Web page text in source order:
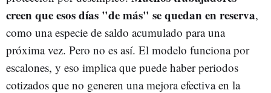
creen que esos días "de más" se quedan en reserva,
como una especie de saldo acumulado para una
próxima vez. Pero no es así. El modelo funciona por
escalones, y eso implica que puede haber periodos
cotizados que no generen una mejora efectiva en la